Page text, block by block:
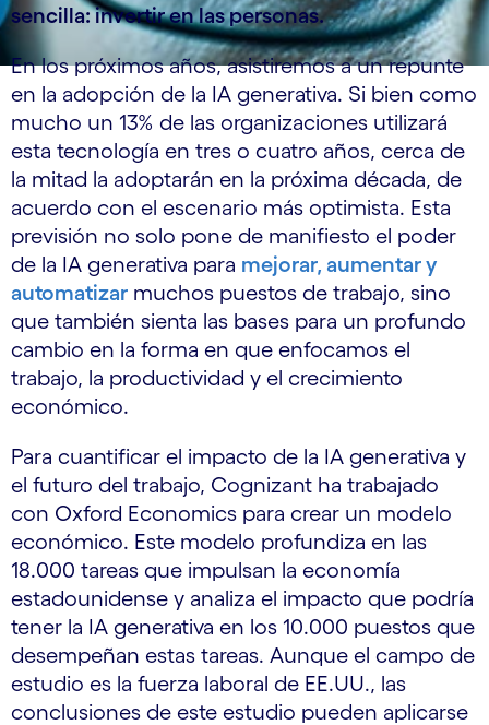
sencilla: invertir en las personas.
En los próximos años, asistiremos a un repunte
en la adopción de la IA generativa. Si bien como
mucho un 13% de las organizaciones utilizará
esta tecnología en tres o cuatro años, cerca de
la mitad la adoptarán en la próxima década, de
acuerdo con el escenario más optimista. Esta
previsión no solo pone de manifiesto el poder
de la IA generativa para mejorar, aumentar y
automatizar muchos puestos de trabajo, sino
que también sienta las bases para un profundo
cambio en la forma en que enfocamos el
trabajo, la productividad y el crecimiento
económico.
Para cuantificar el impacto de la IA generativa y
el futuro del trabajo, Cognizant ha trabajado
con Oxford Economics para crear un modelo
económico. Este modelo profundiza en las
18.000 tareas que impulsan la economía
estadounidense y analiza el impacto que podría
tener la IA generativa en los 10.000 puestos que
desempeñan estas tareas. Aunque el campo de
estudio es la fuerza laboral de EE.UU., las
conclusiones de este estudio pueden aplicarse